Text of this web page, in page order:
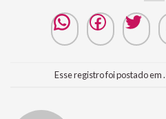
Esse registro foi postado em .